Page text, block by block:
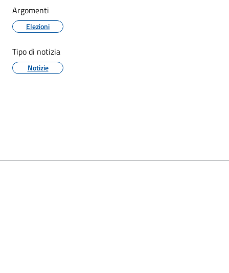
Argomenti
Elezioni
Tipo di notizia
Notizie